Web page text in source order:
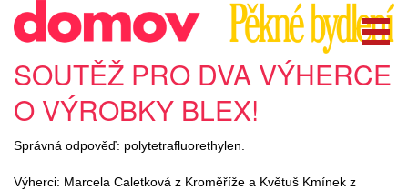
SOUTĚŽ PRO DVA VÝHERCE
O VÝROBKY BLEX!
Správná odpověď: polytetrafluorethylen.
Výherci: Marcela Caletková z Kroměříže a Květuš Kmínek z